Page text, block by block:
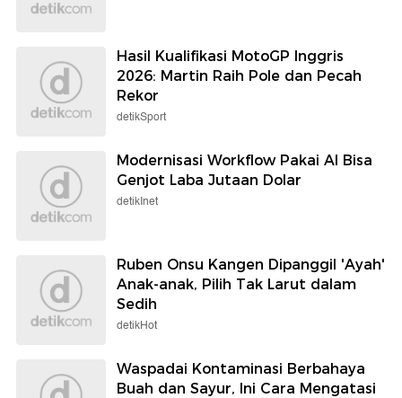
Hasil Kualifikasi MotoGP Inggris
2026: Martin Raih Pole dan Pecah
Rekor
detikSport
Modernisasi Workflow Pakai AI Bisa
Genjot Laba Jutaan Dolar
detikInet
Ruben Onsu Kangen Dipanggil 'Ayah'
Anak-anak, Pilih Tak Larut dalam
Sedih
detikHot
Waspadai Kontaminasi Berbahaya
Buah dan Sayur, Ini Cara Mengatasi